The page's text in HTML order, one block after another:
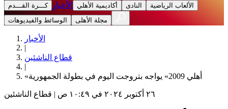
كـــرة القـــدم الأخبار أكاديمية الأهلي النادى
الألعاب الرياضية
الوسائط والفيديوهات
مجلة الأهلى
الأخبار
|
قطاع الناشئين
|
«أهلي 2009» يواجه بتروجت اليوم في بطولة الجمهورية
٢٦ أكتوبر ٢٠٢٤ في ١٠:٤٩ ص | قطاع الناشئين